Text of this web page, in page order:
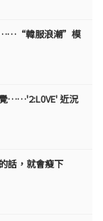
……“韓服浪潮”模
……'2:L0VE' 近況
話，就會瘦下